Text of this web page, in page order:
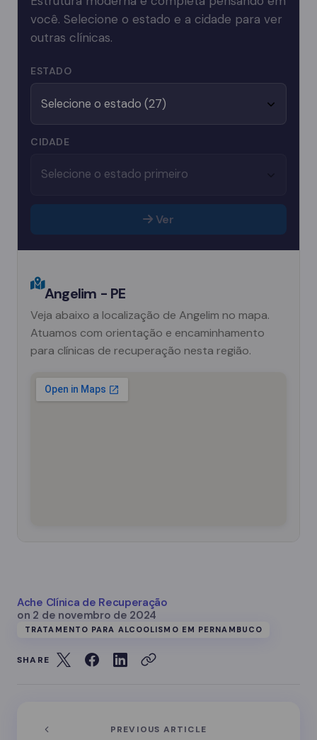
você. Selecione o estado e a cidade para ver
outras clínicas.
ESTADO
CIDADE
Ver
Angelim - PE
Veja abaixo a localização de Angelim no mapa.
Atuamos com orientação e encaminhamento
para clínicas de recuperação nesta região.
Ache Clínica de Recuperação
on 2 de novembro de 2024
TRATAMENTO PARA ALCOOLISMO EM PERNAMBUCO
SHARE
PREVIOUS ARTICLE